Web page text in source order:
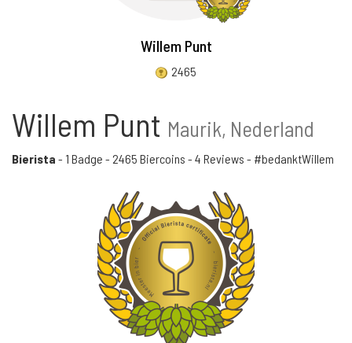
Willem Punt
2465
Willem Punt Maurik, Nederland
Bierista - 1 Badge - 2465 Biercoins - 4 Reviews - #bedanktWillem